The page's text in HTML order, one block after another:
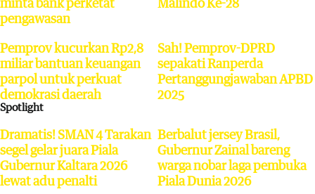
pengawasan
Pemprov kucurkan Rp2,8
miliar bantuan keuangan
parpol untuk perkuat
demokrasi daerah
Sah! Pemprov-DPRD
sepakati Ranperda
Pertanggungjawaban APBD
2025
Spotlight
Dramatis! SMAN 4 Tarakan
segel gelar juara Piala
Gubernur Kaltara 2026
lewat adu penalti
Berbalut jersey Brasil,
Gubernur Zainal bareng
warga nobar laga pembuka
Piala Dunia 2026